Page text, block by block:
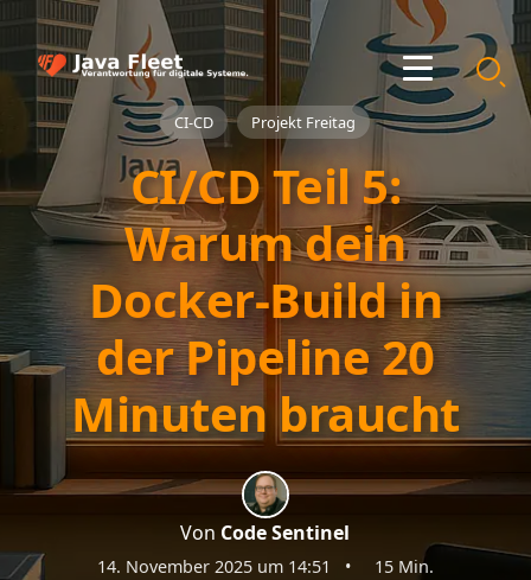
CI-CD Projekt Freitag
CI/CD Teil 5:
Warum dein
Docker-Build in
der Pipeline 20
Minuten braucht
Von Code Sentinel
14. November 2025 um 14:51 •
15 Min.